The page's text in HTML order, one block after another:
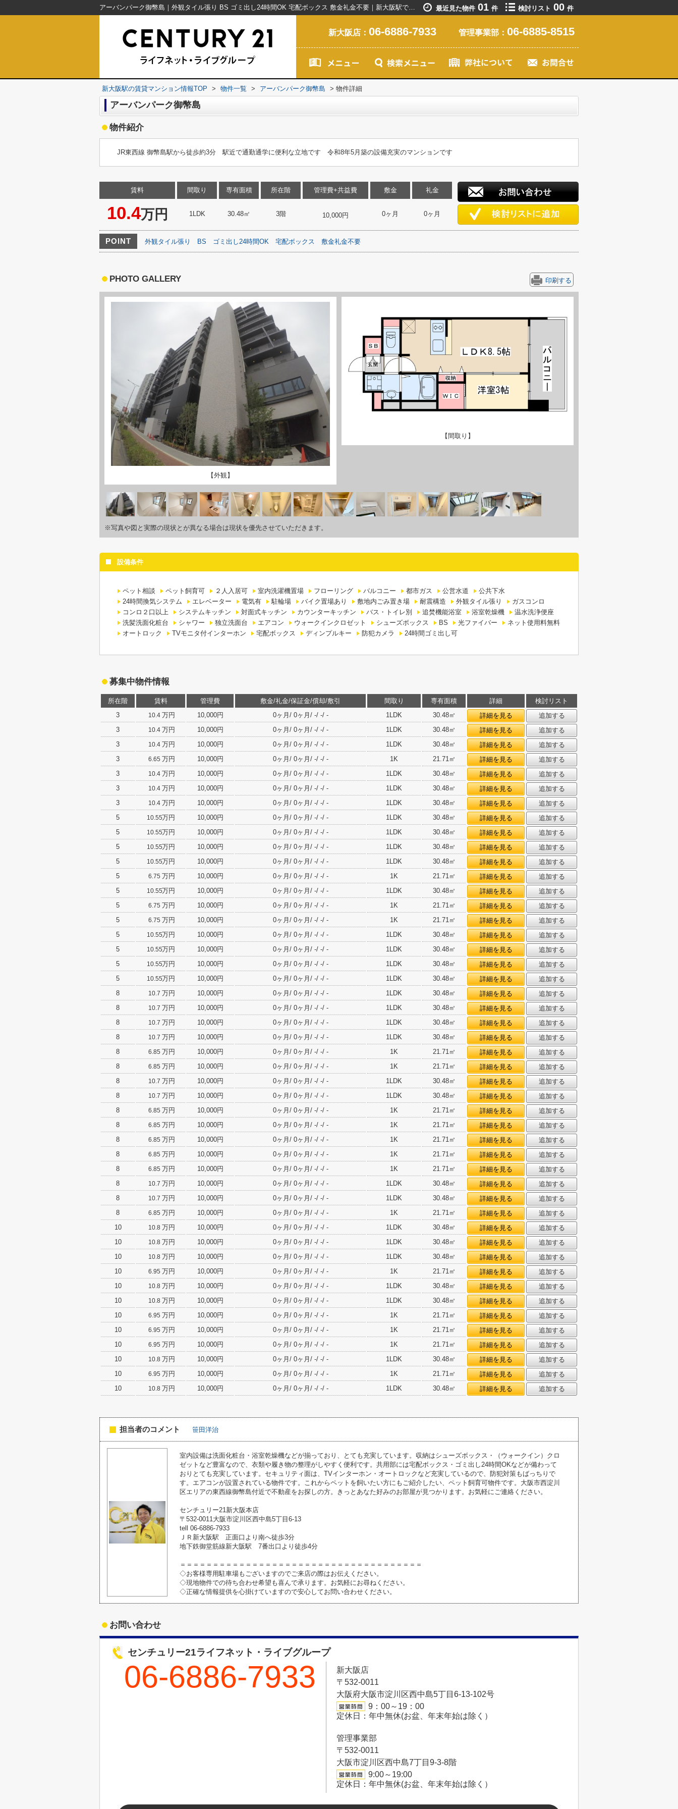
アーバンパーク御幣島｜外観タイル張り BS ゴミ出し24時間OK 宅配ボックス 敷金礼金不要｜新大阪駅で賃貸マンションを探すなら創業20年以上のセンチュリー21ライフネット・ライブグループ 最近見た物件 01 件 検討リスト 00 件
新大阪店： 06-6886-7933 管理事業部： 06-6885-8515
新大阪駅の賃貸マンション情報TOP > 物件一覧 > アーバンパーク御幣島 > 物件詳細
アーバンパーク御幣島
物件紹介
JR東西線 御幣島駅から徒歩約3分 駅近で通勤通学に便利な立地です 令和8年5月築の設備充実のマンションです
賃料
10.4万円
間取り
1LDK
専有面積
30.48㎡
所在階
3階
管理費+共益費
10,000円
敷金
0ヶ月
礼金
0ヶ月
POINT 外観タイル張り BS ゴミ出し24時間OK 宅配ボックス 敷金礼金不要
PHOTO GALLERY 印刷する
【外観】
【間取り】
※写真や図と実際の現状とが異なる場合は現状を優先させていただきます。
設備条件
ペット相談 ペット飼育可 ２人入居可 室内洗濯機置場 フローリング バルコニー 都市ガス 公営水道
公共下水
24時間換気システム
エレベーター 電気有 駐輪場 バイク置場あり 敷地内ごみ置き場 耐震構造 外観タイル張り
ガスコンロ
コンロ２口以上
システムキッチン 対面式キッチン カウンターキッチン バス・トイレ別 追焚機能浴室 浴室乾燥機
温水洗浄便座
洗髪洗面化粧台
シャワー 独立洗面台 エアコン ウォークインクロゼット シューズボックス BS 光ファイバー
ネット使用料無料
オートロック
TVモニタ付インターホン 宅配ボックス ディンプルキー 防犯カメラ 24時間ゴミ出し可
募集中物件情報
所在階 賃料 管理費 敷金/礼金/保証金/償却/敷引 間取り 専有面積 詳細
検討リスト
3
10.4 万円 10,000円 0ヶ月/ 0ヶ月/ -/ -/ - 1LDK 30.48㎡ 詳細を見る
追加する
3
10.4 万円 10,000円 0ヶ月/ 0ヶ月/ -/ -/ - 1LDK 30.48㎡ 詳細を見る
追加する
3
10.4 万円 10,000円 0ヶ月/ 0ヶ月/ -/ -/ - 1LDK 30.48㎡ 詳細を見る
追加する
3
6.65 万円 10,000円 0ヶ月/ 0ヶ月/ -/ -/ - 1K 21.71㎡ 詳細を見る
追加する
3
10.4 万円 10,000円 0ヶ月/ 0ヶ月/ -/ -/ - 1LDK 30.48㎡ 詳細を見る
追加する
3
10.4 万円 10,000円 0ヶ月/ 0ヶ月/ -/ -/ - 1LDK 30.48㎡ 詳細を見る
追加する
3
10.4 万円 10,000円 0ヶ月/ 0ヶ月/ -/ -/ - 1LDK 30.48㎡ 詳細を見る
追加する
5
10.55万円 10,000円 0ヶ月/ 0ヶ月/ -/ -/ - 1LDK 30.48㎡ 詳細を見る
追加する
5
10.55万円 10,000円 0ヶ月/ 0ヶ月/ -/ -/ - 1LDK 30.48㎡ 詳細を見る
追加する
5
10.55万円 10,000円 0ヶ月/ 0ヶ月/ -/ -/ - 1LDK 30.48㎡ 詳細を見る
追加する
5
10.55万円 10,000円 0ヶ月/ 0ヶ月/ -/ -/ - 1LDK 30.48㎡ 詳細を見る
追加する
5
6.75 万円 10,000円 0ヶ月/ 0ヶ月/ -/ -/ - 1K 21.71㎡ 詳細を見る
追加する
5
10.55万円 10,000円 0ヶ月/ 0ヶ月/ -/ -/ - 1LDK 30.48㎡ 詳細を見る
追加する
5
6.75 万円 10,000円 0ヶ月/ 0ヶ月/ -/ -/ - 1K 21.71㎡ 詳細を見る
追加する
5
6.75 万円 10,000円 0ヶ月/ 0ヶ月/ -/ -/ - 1K 21.71㎡ 詳細を見る
追加する
5
10.55万円 10,000円 0ヶ月/ 0ヶ月/ -/ -/ - 1LDK 30.48㎡ 詳細を見る
追加する
5
10.55万円 10,000円 0ヶ月/ 0ヶ月/ -/ -/ - 1LDK 30.48㎡ 詳細を見る
追加する
5
10.55万円 10,000円 0ヶ月/ 0ヶ月/ -/ -/ - 1LDK 30.48㎡ 詳細を見る
追加する
5
10.55万円 10,000円 0ヶ月/ 0ヶ月/ -/ -/ - 1LDK 30.48㎡ 詳細を見る
追加する
8
10.7 万円 10,000円 0ヶ月/ 0ヶ月/ -/ -/ - 1LDK 30.48㎡ 詳細を見る
追加する
8
10.7 万円 10,000円 0ヶ月/ 0ヶ月/ -/ -/ - 1LDK 30.48㎡ 詳細を見る
追加する
8
10.7 万円 10,000円 0ヶ月/ 0ヶ月/ -/ -/ - 1LDK 30.48㎡ 詳細を見る
追加する
8
10.7 万円 10,000円 0ヶ月/ 0ヶ月/ -/ -/ - 1LDK 30.48㎡ 詳細を見る
追加する
8
6.85 万円 10,000円 0ヶ月/ 0ヶ月/ -/ -/ - 1K 21.71㎡ 詳細を見る
追加する
8
6.85 万円 10,000円 0ヶ月/ 0ヶ月/ -/ -/ - 1K 21.71㎡ 詳細を見る
追加する
8
10.7 万円 10,000円 0ヶ月/ 0ヶ月/ -/ -/ - 1LDK 30.48㎡ 詳細を見る
追加する
8
10.7 万円 10,000円 0ヶ月/ 0ヶ月/ -/ -/ - 1LDK 30.48㎡ 詳細を見る
追加する
8
6.85 万円 10,000円 0ヶ月/ 0ヶ月/ -/ -/ - 1K 21.71㎡ 詳細を見る
追加する
8
6.85 万円 10,000円 0ヶ月/ 0ヶ月/ -/ -/ - 1K 21.71㎡ 詳細を見る
追加する
8
6.85 万円 10,000円 0ヶ月/ 0ヶ月/ -/ -/ - 1K 21.71㎡ 詳細を見る
追加する
8
6.85 万円 10,000円 0ヶ月/ 0ヶ月/ -/ -/ - 1K 21.71㎡ 詳細を見る
追加する
8
6.85 万円 10,000円 0ヶ月/ 0ヶ月/ -/ -/ - 1K 21.71㎡ 詳細を見る
追加する
8
10.7 万円 10,000円 0ヶ月/ 0ヶ月/ -/ -/ - 1LDK 30.48㎡ 詳細を見る
追加する
8
10.7 万円 10,000円 0ヶ月/ 0ヶ月/ -/ -/ - 1LDK 30.48㎡ 詳細を見る
追加する
8
6.85 万円 10,000円 0ヶ月/ 0ヶ月/ -/ -/ - 1K 21.71㎡ 詳細を見る
追加する
10
10.8 万円 10,000円 0ヶ月/ 0ヶ月/ -/ -/ - 1LDK 30.48㎡ 詳細を見る
追加する
10
10.8 万円 10,000円 0ヶ月/ 0ヶ月/ -/ -/ - 1LDK 30.48㎡ 詳細を見る
追加する
10
10.8 万円 10,000円 0ヶ月/ 0ヶ月/ -/ -/ - 1LDK 30.48㎡ 詳細を見る
追加する
10
6.95 万円 10,000円 0ヶ月/ 0ヶ月/ -/ -/ - 1K 21.71㎡ 詳細を見る
追加する
10
10.8 万円 10,000円 0ヶ月/ 0ヶ月/ -/ -/ - 1LDK 30.48㎡ 詳細を見る
追加する
10
10.8 万円 10,000円 0ヶ月/ 0ヶ月/ -/ -/ - 1LDK 30.48㎡ 詳細を見る
追加する
10
6.95 万円 10,000円 0ヶ月/ 0ヶ月/ -/ -/ - 1K 21.71㎡ 詳細を見る
追加する
10
6.95 万円 10,000円 0ヶ月/ 0ヶ月/ -/ -/ - 1K 21.71㎡ 詳細を見る
追加する
10
6.95 万円 10,000円 0ヶ月/ 0ヶ月/ -/ -/ - 1K 21.71㎡ 詳細を見る
追加する
10
10.8 万円 10,000円 0ヶ月/ 0ヶ月/ -/ -/ - 1LDK 30.48㎡ 詳細を見る
追加する
10
6.95 万円 10,000円 0ヶ月/ 0ヶ月/ -/ -/ - 1K 21.71㎡ 詳細を見る
追加する
10
10.8 万円 10,000円 0ヶ月/ 0ヶ月/ -/ -/ - 1LDK 30.48㎡ 詳細を見る 追加する
担当者のコメント 笹田洋治
室内設備は洗面化粧台・浴室乾燥機などが揃っており、とても充実しています。収納はシューズボックス・（ウォークイン）クロ
ゼットなど豊富なので、衣類や履き物の整理がしやすく便利です。共用部には宅配ボックス・ゴミ出し24時間OKなどが備わって
おりとても充実しています。セキュリティ面は、TVインターホン・オートロックなど充実しているので、防犯対策もばっちりで
す。エアコンが設置されている物件です。これからペットを飼いたい方にもご紹介したい、ペット飼育可物件です。大阪市西淀川
区エリアの東西線御幣島付近で不動産をお探しの方。きっとあなた好みのお部屋が見つかります。お気軽にご連絡ください。
センチュリー21新大阪本店
〒532-0011大阪市淀川区西中島5丁目6-13
tell 06-6886-7933
ＪＲ新大阪駅 正面口より南へ徒歩3分
地下鉄御堂筋線新大阪駅 7番出口より徒歩4分
＝＝＝＝＝＝＝＝＝＝＝＝＝＝＝＝＝＝＝＝＝＝＝＝＝＝＝＝＝＝＝＝＝＝＝＝＝
◇お客様専用駐車場もございますのでご来店の際はお伝えください。
◇現地物件での待ち合わせ希望も喜んで承ります。お気軽にお尋ねください。
◇正確な情報提供を心掛けていますので安心してお問い合わせください。
お問い合わせ
センチュリー21ライフネット・ライブグループ
06-6886-7933
新大阪店
〒532-0011
大阪府大阪市淀川区西中島5丁目6-13-102号
9：00～19：00
定休日：年中無休(お盆、年末年始は除く）
管理事業部
〒532-0011
大阪市淀川区西中島7丁目9-3-8階
9:00～19:00
定休日：年中無休(お盆、年末年始は除く）